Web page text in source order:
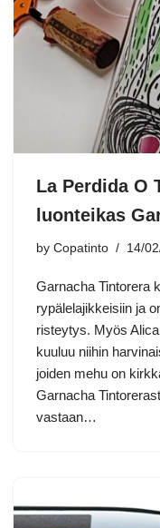
La Perdida O
luonteikas
by Copatinto 14/
Garnacha Tintorera
rypälelajikkeisiin ja
risteytys. Myös
kuuluu niihin
joiden mehu on
Garnacha
vastaan…